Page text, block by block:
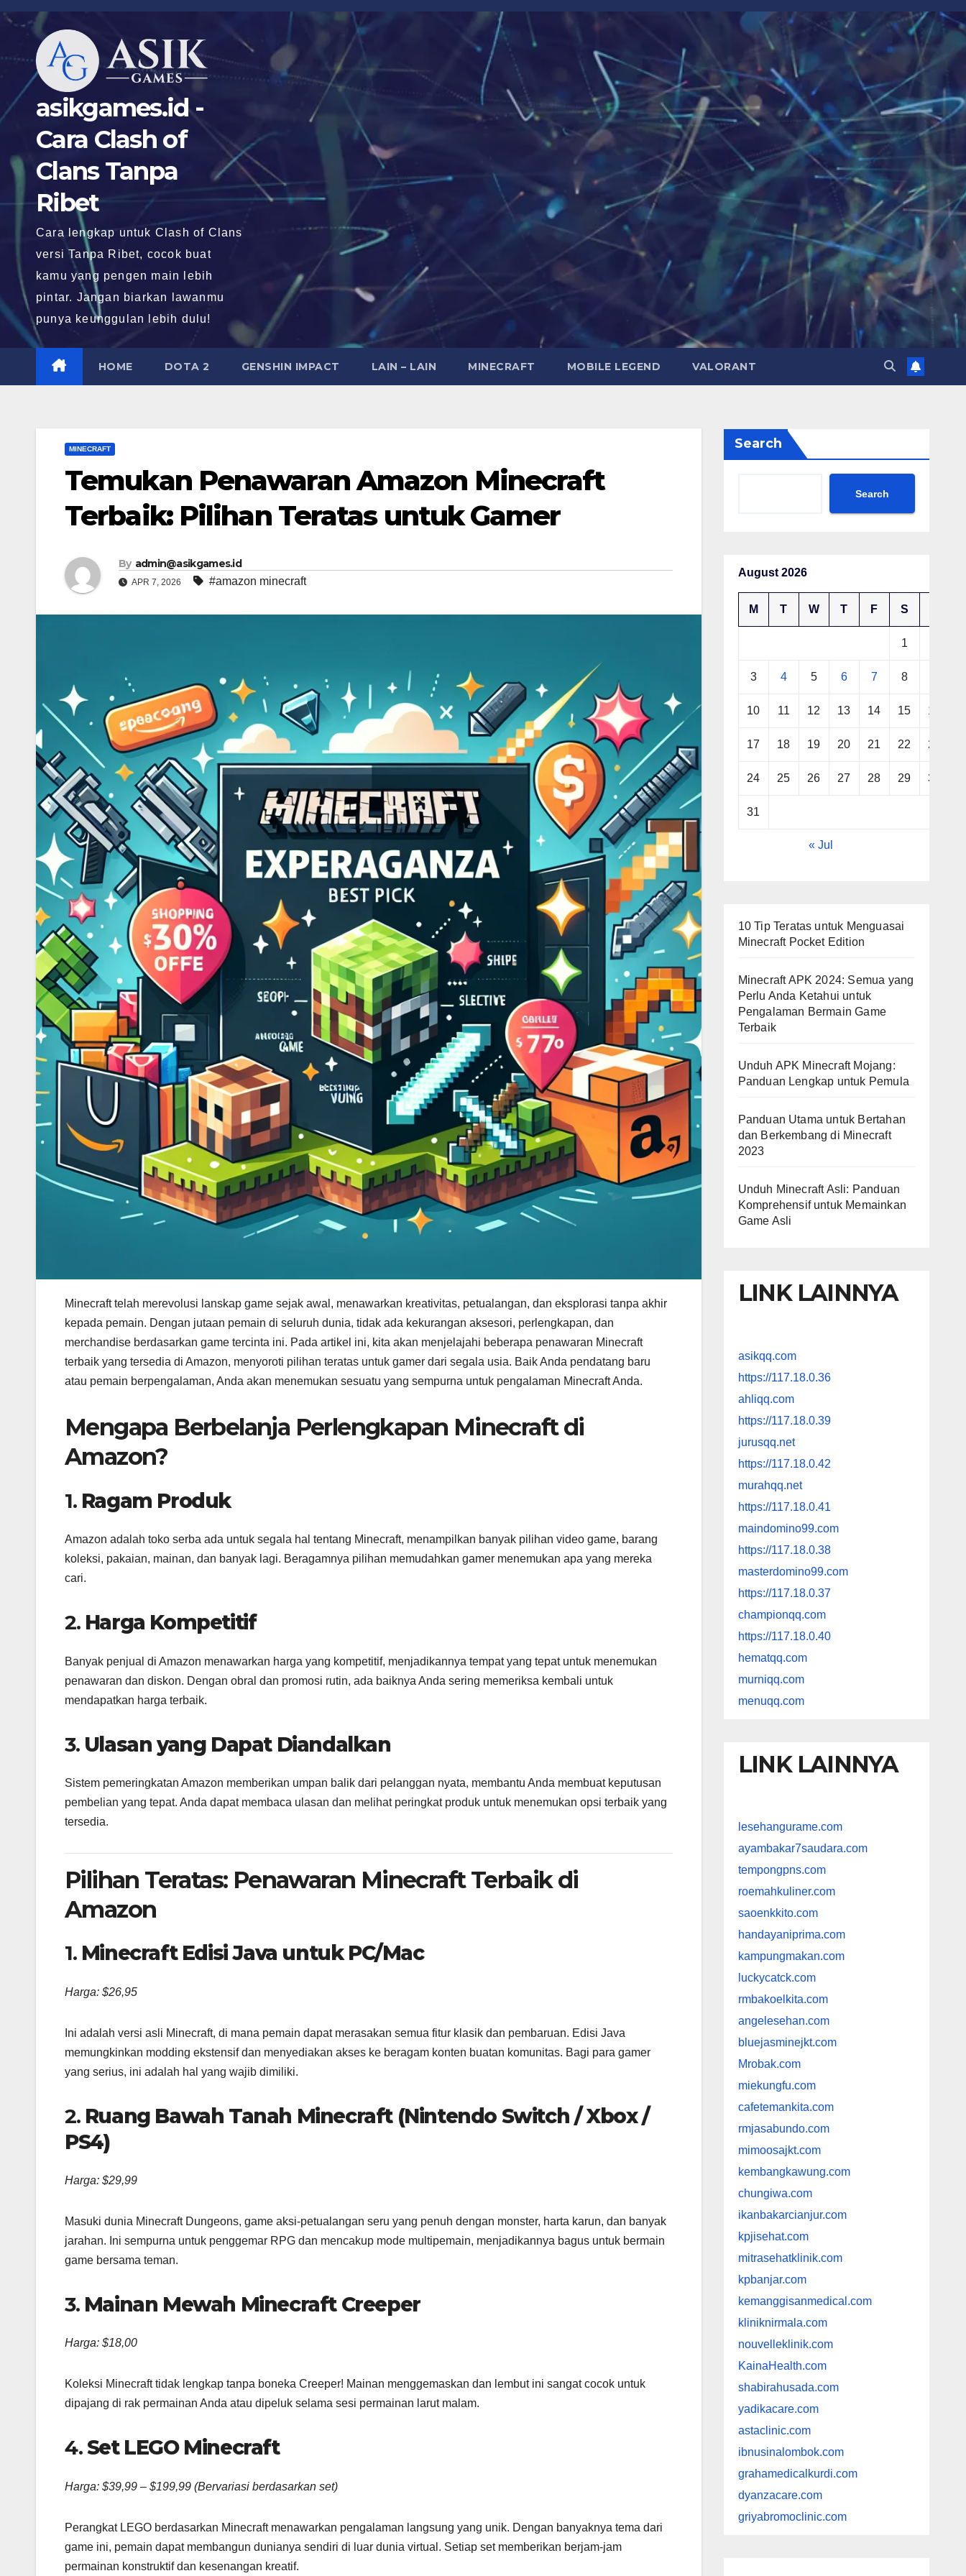
Skip
content
asikgames.id -
Cara Clash of
Clans Tanpa
Ribet
Cara lengkap untuk Clash of Clans
versi Tanpa Ribet, cocok buat
kamu yang pengen main lebih
pintar. Jangan biarkan lawanmu
punya keunggulan lebih dulu!
HOME DOTA 2 GENSHIN IMPACT LAIN – LAIN MINECRAFT MOBILE LEGEND VALORANT
MINECRAFT
Temukan Penawaran Amazon Minecraft
Terbaik: Pilihan Teratas untuk Gamer
By admin@asikgames.id
APR 7, 2026 #amazon minecraft
Minecraft telah merevolusi lanskap game sejak awal, menawarkan kreativitas, petualangan, dan eksplorasi tanpa akhir
kepada pemain. Dengan jutaan pemain di seluruh dunia, tidak ada kekurangan aksesori, perlengkapan, dan
merchandise berdasarkan game tercinta ini. Pada artikel ini, kita akan menjelajahi beberapa penawaran Minecraft
terbaik yang tersedia di Amazon, menyoroti pilihan teratas untuk gamer dari segala usia. Baik Anda pendatang baru
atau pemain berpengalaman, Anda akan menemukan sesuatu yang sempurna untuk pengalaman Minecraft Anda.
Mengapa Berbelanja Perlengkapan Minecraft di
Amazon?
1. Ragam Produk
Amazon adalah toko serba ada untuk segala hal tentang Minecraft, menampilkan banyak pilihan video game, barang
koleksi, pakaian, mainan, dan banyak lagi. Beragamnya pilihan memudahkan gamer menemukan apa yang mereka
cari.
2. Harga Kompetitif
Banyak penjual di Amazon menawarkan harga yang kompetitif, menjadikannya tempat yang tepat untuk menemukan
penawaran dan diskon. Dengan obral dan promosi rutin, ada baiknya Anda sering memeriksa kembali untuk
mendapatkan harga terbaik.
3. Ulasan yang Dapat Diandalkan
Sistem pemeringkatan Amazon memberikan umpan balik dari pelanggan nyata, membantu Anda membuat keputusan
pembelian yang tepat. Anda dapat membaca ulasan dan melihat peringkat produk untuk menemukan opsi terbaik yang
tersedia.
Pilihan Teratas: Penawaran Minecraft Terbaik di
Amazon
1. Minecraft Edisi Java untuk PC/Mac
Harga: $26,95
Ini adalah versi asli Minecraft, di mana pemain dapat merasakan semua fitur klasik dan pembaruan. Edisi Java
memungkinkan modding ekstensif dan menyediakan akses ke beragam konten buatan komunitas. Bagi para gamer
yang serius, ini adalah hal yang wajib dimiliki.
2. Ruang Bawah Tanah Minecraft (Nintendo Switch / Xbox /
PS4)
Harga: $29,99
Masuki dunia Minecraft Dungeons, game aksi-petualangan seru yang penuh dengan monster, harta karun, dan banyak
jarahan. Ini sempurna untuk penggemar RPG dan mencakup mode multipemain, menjadikannya bagus untuk bermain
game bersama teman.
3. Mainan Mewah Minecraft Creeper
Harga: $18,00
Koleksi Minecraft tidak lengkap tanpa boneka Creeper! Mainan menggemaskan dan lembut ini sangat cocok untuk
dipajang di rak permainan Anda atau dipeluk selama sesi permainan larut malam.
4.Set LEGO Minecraft
Harga: $39,99 – $199,99 (Bervariasi berdasarkan set)
Perangkat LEGO berdasarkan Minecraft menawarkan pengalaman langsung yang unik. Dengan banyaknya tema dari
game ini, pemain dapat membangun dunianya sendiri di luar dunia virtual. Setiap set memberikan berjam-jam
permainan konstruktif dan kesenangan kreatif.
Search
Search
August 2026
M T W T F S
1
3 4 5 6 7 8
10 11 12 13 14 15 16
17 18 19 20 21 22 23
24 25 26 27 28 29 30
31
« Jul
10 Tip Teratas untuk Menguasai
Minecraft Pocket Edition
Minecraft APK 2024: Semua yang
Perlu Anda Ketahui untuk
Pengalaman Bermain Game
Terbaik
Unduh APK Minecraft Mojang:
Panduan Lengkap untuk Pemula
Panduan Utama untuk Bertahan
dan Berkembang di Minecraft
2023
Unduh Minecraft Asli: Panduan
Komprehensif untuk Memainkan
Game Asli
LINK LAINNYA
asikqq.com
https://117.18.0.36
ahliqq.com
https://117.18.0.39
jurusqq.net
https://117.18.0.42
murahqq.net
https://117.18.0.41
maindomino99.com
https://117.18.0.38
masterdomino99.com
https://117.18.0.37
championqq.com
https://117.18.0.40
hematqq.com
murniqq.com
menuqq.com
LINK LAINNYA
lesehangurame.com
ayambakar7saudara.com
tempongpns.com
roemahkuliner.com
saoenkkito.com
handayaniprima.com
kampungmakan.com
luckycatck.com
rmbakoelkita.com
angelesehan.com
bluejasminejkt.com
Mrobak.com
miekungfu.com
cafetemankita.com
rmjasabundo.com
mimoosajkt.com
kembangkawung.com
chungiwa.com
ikanbakarcianjur.com
kpjisehat.com
mitrasehatklinik.com
kpbanjar.com
kemanggisanmedical.com
kliniknirmala.com
nouvelleklinik.com
KainaHealth.com
shabirahusada.com
yadikacare.com
astaclinic.com
ibnusinalombok.com
grahamedicalkurdi.com
dyanzacare.com
griyabromoclinic.com